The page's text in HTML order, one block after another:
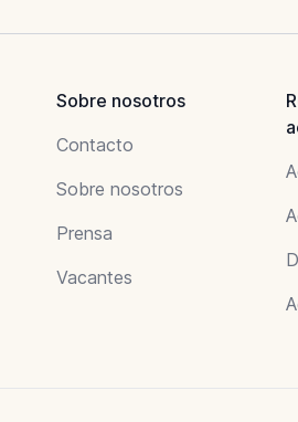
Sobre nosotros
Contacto
Sobre nosotros
Prensa
Vacantes